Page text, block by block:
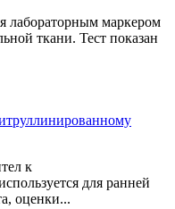
лабораторным маркером
ткани. Тест показан
к
для ранней
оценки...